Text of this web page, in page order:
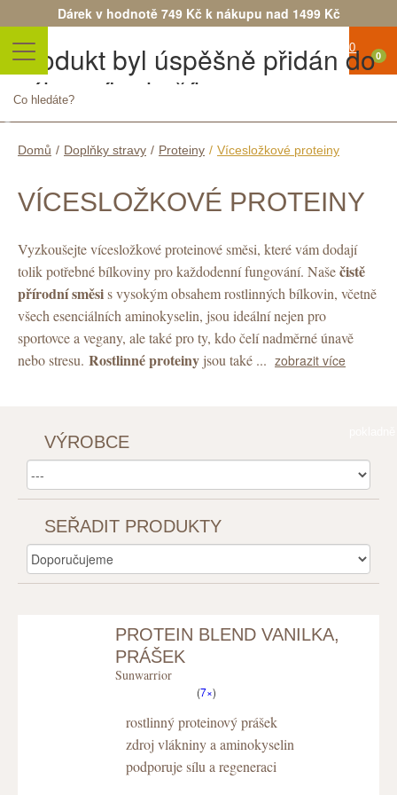
Dárek v hodnotě 749 Kč k nákupu nad 1499 Kč
0
produkty
Doručení
0 Kč
Celkem
jsou s
Produkt byl úspěšně přidán do
nákupního košíku
Pokračovat v nákupuObjednat
Domů / Doplňky stravy / Proteiny / Vícesložkové proteiny
VÍCESLOŽKOVÉ PROTEINY
Vyzkoušejte vícesložkové proteinové směsi, které vám dodají
tolik potřebné bílkoviny pro každodenní fungování. Našečistě
přírodní směsis vysokým obsahem rostlinných bílkovin, včetně
všech esenciálních aminokyselin, jsou ideální nejen pro
sportovce a vegany, ale také pro ty, kdo čelí nadměrné únavě
nebo stresu. Rostlinné proteiny jsou také ... zobrazit více
VÝROBCE
SEŘADIT PRODUKTY
PROTEIN BLEND VANILKA,
PRÁŠEK
Sunwarrior
(7×)
rostlinný proteinový prášek
zdroj vlákniny a aminokyselin
podporuje sílu a regeneraci